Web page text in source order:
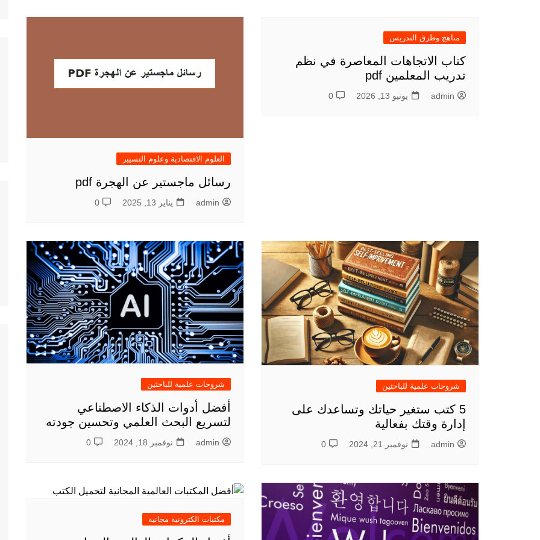
مناهج وطرق التدريس
كتاب الاتجاهات المعاصرة في نظم
تدريب المعلمين pdf
admin يونيو 13, 2026 0
العلوم الاقتصادية وعلوم التسيير
رسائل ماجستير عن الهجرة pdf
admin يناير 13, 2025 0
شروحات علمية للباحثين
5 كتب ستغير حياتك وتساعدك على
إدارة وقتك بفعالية
admin نوفمبر 21, 2024 0
شروحات علمية للباحثين
أفضل أدوات الذكاء الاصطناعي
لتسريع البحث العلمي وتحسين جودته
admin نوفمبر 18, 2024 0
مكتبات الكترونية مجانية